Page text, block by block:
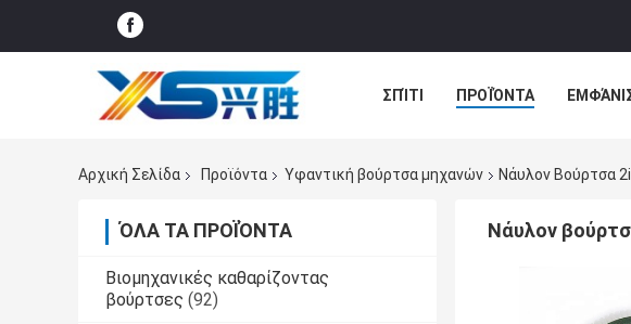
ΣΠΊΤΙ ΠΡΟΪΌΝΤΑ
Αρχική Σελίδα
Προϊόντα Υφαντική βούρτσα μηχανών Νάυλον Βούρτσα
ΌΛΑ ΤΑ ΠΡΟΪΌΝΤΑ
Βιομηχανικές καθαρίζοντας
βούρτσες (92)
Νάυλον